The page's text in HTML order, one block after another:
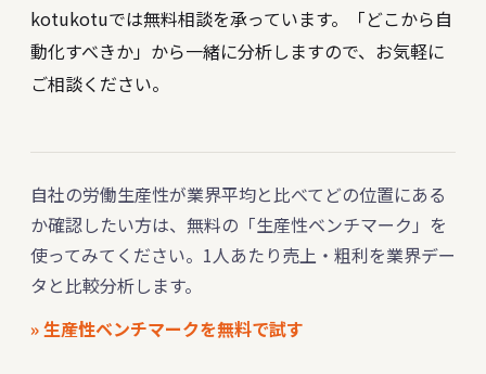
kotukotuでは無料相談を承っています。「どこから自
動化すべきか」から一緒に分析しますので、お気軽に
ご相談ください。
自社の労働生産性が業界平均と比べてどの位置にある
か確認したい方は、無料の「生産性ベンチマーク」を
使ってみてください。1人あたり売上・粗利を業界デー
タと比較分析します。
» 生産性ベンチマークを無料で試す